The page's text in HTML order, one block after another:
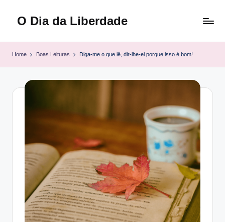
O Dia da Liberdade
Home Boas Leituras Diga-me o que lê, dir-lhe-ei porque isso é bom!